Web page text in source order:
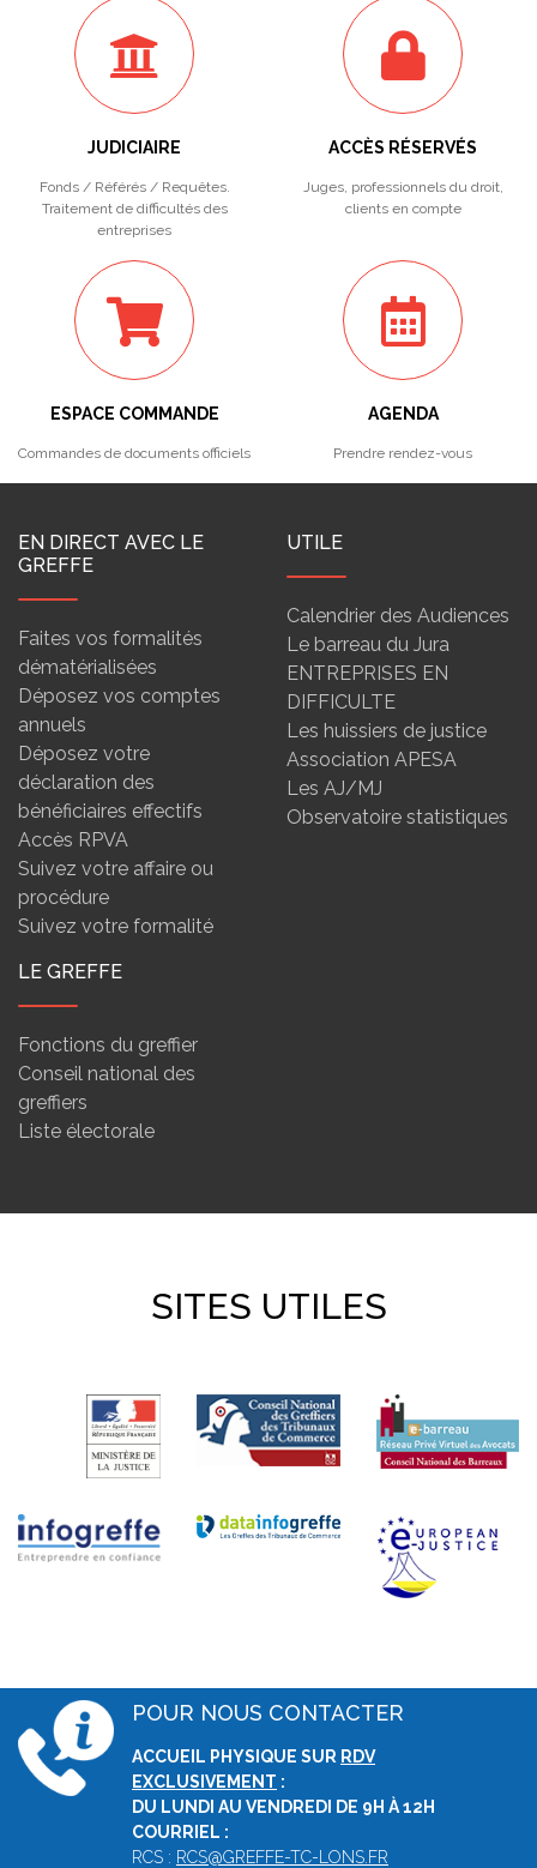
JUDICIAIRE
Fonds / Référés / Requêtes.
Traitement de difficultés des
entreprises
ACCÈS RÉSERVÉS
Juges, professionnels du droit,
clients en compte
ESPACE COMMANDE
Commandes de documents officiels
AGENDA
Prendre rendez-vous
EN DIRECT AVEC LE
GREFFE
Faites vos formalités
dématérialisées
Déposez vos comptes
annuels
Déposez votre
déclaration des
bénéficiaires effectifs
Accès RPVA
Suivez votre affaire ou
procédure
Suivez votre formalité
UTILE
Calendrier des Audiences
Le barreau du Jura
ENTREPRISES EN
DIFFICULTE
Les huissiers de justice
Association APESA
Les AJ/MJ
Observatoire statistiques
LE GREFFE
Fonctions du greffier
Conseil national des
greffiers
Liste électorale
SITES UTILES
POUR NOUS CONTACTER
ACCUEIL PHYSIQUE SUR RDV
EXCLUSIVEMENT :
DU LUNDI AU VENDREDI DE 9H À 12H
COURRIEL :
RCS : RCS@GREFFE-TC-LONS.FR